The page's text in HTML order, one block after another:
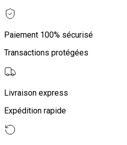
Paiement 100% sécurisé
Transactions protégées
Livraison express
Expédition rapide